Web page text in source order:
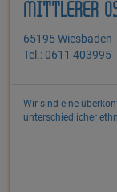
MITTLERER
65195 Wiesbaden
Tel.: 0611 403995
Wir sind eine
unterschiedlicher